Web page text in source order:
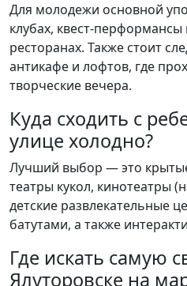
Для молодежи основной
клубах, квест-
ресторанах. Также стоит
антикафе и лофтов, где
творческие вечера.
Куда сходить с
улице холодно?
Лучший выбор — это
театры кукол, кинотеатры
детские развлекательные
батутами, а также
Где искать самую
Ялуторовске на